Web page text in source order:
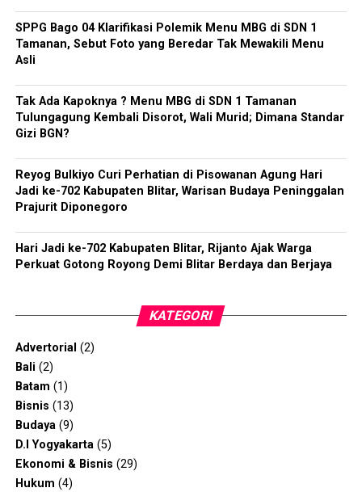
SPPG Bago 04 Klarifikasi Polemik Menu MBG di SDN 1
Tamanan, Sebut Foto yang Beredar Tak Mewakili Menu
Asli
Tak Ada Kapoknya ? Menu MBG di SDN 1 Tamanan
Tulungagung Kembali Disorot, Wali Murid; Dimana Standar
Gizi BGN?
Reyog Bulkiyo Curi Perhatian di Pisowanan Agung Hari
Jadi ke-702 Kabupaten Blitar, Warisan Budaya Peninggalan
Prajurit Diponegoro
Hari Jadi ke-702 Kabupaten Blitar, Rijanto Ajak Warga
Perkuat Gotong Royong Demi Blitar Berdaya dan Berjaya
KATEGORI
Advertorial (2)
Bali (2)
Batam (1)
Bisnis (13)
Budaya(9)
D.I Yogyakarta(5)
Ekonomi & Bisnis (29)
Hukum (4)